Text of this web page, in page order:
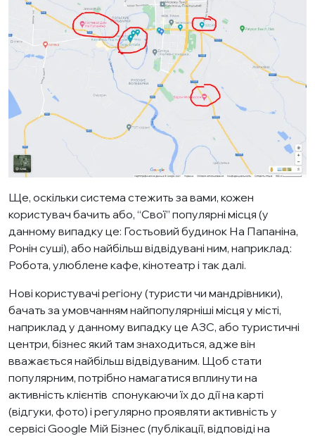
Ще, оскільки система стежить за вами, кожен
користувач бачить або, “Свої” популярні місця (у
данному випадку це: Гостьовий будинок На Папаніна,
Ронін суші), або найбільш відвідувані ним, наприклад:
Робота, улюблене кафе, кінотеатр і так далі.
Нові користувачі регіону (туристи чи мандрівники),
бачать за умовчанням найпопулярніші місця у місті,
наприклад у данному випадку це АЗС, або туристичні
центри, бізнес який там знаходиться, адже він
вважається найбільш відвідуваним. Щоб стати
популярним, потрібно намагатися вплинути на
активність клієнтів спонукаючи їх до дії на карті
(відгуки, фото) і регулярно проявляти активність у
сервісі Google Мій Бізнес (публікації, відповіді на